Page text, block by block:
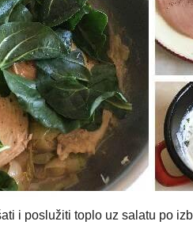
i poslužiti toplo uz salatu po